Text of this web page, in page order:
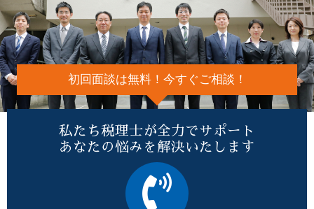
初回面談は無料！今すぐご相談！
私たち税理士が全力でサポート
あなたの悩みを解決いたします